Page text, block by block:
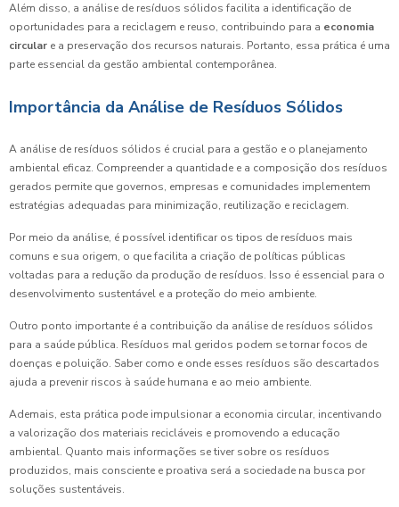
Além disso, a análise de resíduos sólidos facilita a identificação de
oportunidades para a reciclagem e reuso, contribuindo para a economia
circular e a preservação dos recursos naturais. Portanto, essa prática é uma
parte essencial da gestão ambiental contemporânea.
Importância da Análise de Resíduos Sólidos
A análise de resíduos sólidos é crucial para a gestão e o planejamento
ambiental eficaz. Compreender a quantidade e a composição dos resíduos
gerados permite que governos, empresas e comunidades implementem
estratégias adequadas para minimização, reutilização e reciclagem.
Por meio da análise, é possível identificar os tipos de resíduos mais
comuns e sua origem, o que facilita a criação de políticas públicas
voltadas para a redução da produção de resíduos. Isso é essencial para o
desenvolvimento sustentável e a proteção do meio ambiente.
Outro ponto importante é a contribuição da análise de resíduos sólidos
para a saúde pública. Resíduos mal geridos podem se tornar focos de
doenças e poluição. Saber como e onde esses resíduos são descartados
ajuda a prevenir riscos à saúde humana e ao meio ambiente.
Ademais, esta prática pode impulsionar a economia circular, incentivando
a valorização dos materiais recicláveis e promovendo a educação
ambiental. Quanto mais informações se tiver sobre os resíduos
produzidos, mais consciente e proativa será a sociedade na busca por
soluções sustentáveis.